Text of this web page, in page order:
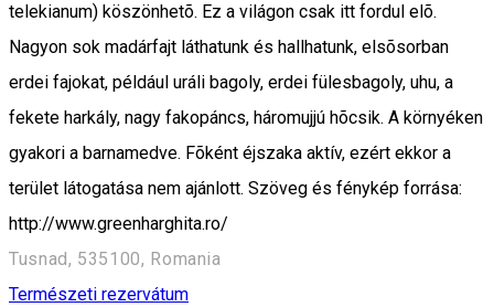
telekianum) köszönhetõ. Ez a világon csak itt fordul elõ.
Nagyon sok madárfajt láthatunk és hallhatunk, elsõsorban
erdei fajokat, például uráli bagoly, erdei fülesbagoly, uhu, a
fekete harkály, nagy fakopáncs, háromujjú hõcsik. A környéken
gyakori a barnamedve. Fõként éjszaka aktív, ezért ekkor a
terület látogatása nem ajánlott. Szöveg és fénykép forrása:
http://www.greenharghita.ro/
Tusnad, 535100, Romania
Természeti rezervátum